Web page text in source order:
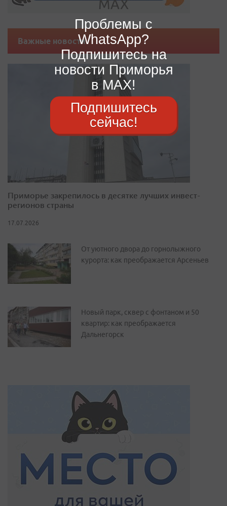
Важные новости
Приморье закрепилось в десятке лучших инвест-
регионов страны
17.07.2026
От уютного двора до горнолыжного
курорта: как преображается Арсеньев
Новый парк, сквер с фонтаном и 50
квартир: как преображается
Дальнегорск
Проблемы с
WhatsApp?
Подпишитесь на
новости Приморья
в MAX!
Подпишитесь
сейчас!